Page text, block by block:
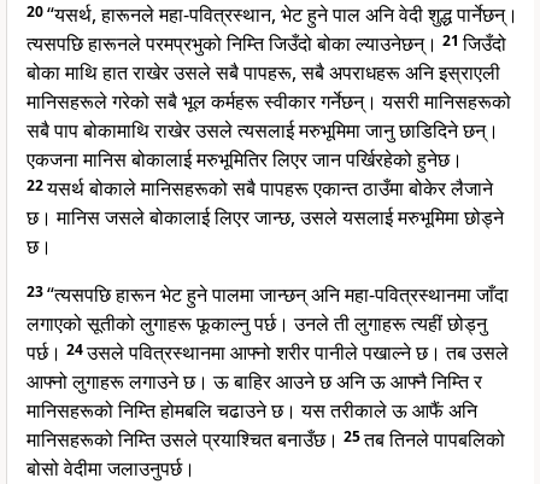
20“यसर्थ, हारूनले महा-पवित्रस्थान, भेट हुने पाल अनि वेदी शुद्ध पार्नेछन्।
त्यसपछि हारूनले परमप्रभुको निम्ति जिउँदो बोका ल्याउनेछन्। 21जिउँदो
बोका माथि हात राखेर उसले सबै पापहरू, सबै अपराधहरू अनि इस्राएली
मानिसहरूले गरेको सबै भूल कर्महरू स्वीकार गर्नेछन्। यसरी मानिसहरूको
सबै पाप बोकामाथि राखेर उसले त्यसलाई मरुभूमिमा जानु छाडिदिने छन्।
एकजना मानिस बोकालाई मरुभूमितिर लिएर जान पर्खिरहेको हुनेछ।
22यसर्थ बोकाले मानिसहरूको सबै पापहरू एकान्त ठाउँमा बोकेर लैजाने
छ। मानिस जसले बोकालाई लिएर जान्छ, उसले यसलाई मरुभूमिमा छोड्ने
छ।
23“त्यसपछि हारून भेट हुने पालमा जान्छन् अनि महा-पवित्रस्थानमा जाँदा
लगाएको सूतीको लुगाहरू फूकाल्नु पर्छ। उनले ती लुगाहरू त्यहीं छोड्नु
पर्छ। 24उसले पवित्रस्थानमा आफ्नो शरीर पानीले पखाल्ने छ। तब उसले
आफ्नो लुगाहरू लगाउने छ। ऊ बाहिर आउने छ अनि ऊ आफ्नै निम्ति र
मानिसहरूको निम्ति होमबलि चढाउने छ। यस तरीकाले ऊ आफैं अनि
मानिसहरूको निम्ति उसले प्रयाश्चित बनाउँछ। 25तब तिनले पापबलिको
बोसो वेदीमा जलाउनुपर्छ।